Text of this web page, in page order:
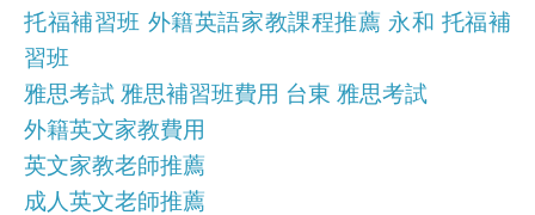
托福補習班 外籍英語家教課程推薦 永和 托福補
習班
雅思考試 雅思補習班費用 台東 雅思考試
外籍英文家教費用
英文家教老師推薦
成人英文老師推薦